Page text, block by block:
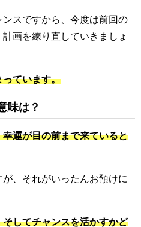
スですから、今度は前回の
画を練り直していきましょ
っています。
味は？
運が目の前まで来ていると
、それがいったんお預けに
してチャンスを活かすかど